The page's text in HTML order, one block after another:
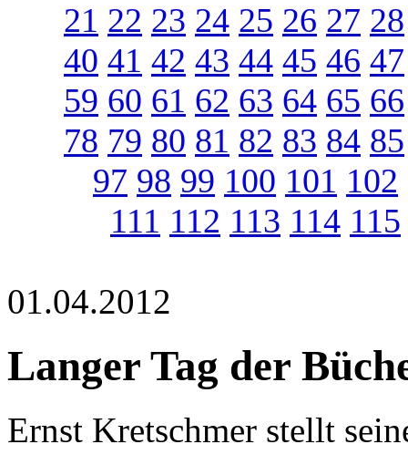
21 22 23 24 25 26 27 28
40 41 42 43 44 45 46 47
59 60 61 62 63 64 65 66
78 79 80 81 82 83 84 85
97 98 99 100 101 102
111 112 113 114 115
01.04.2012
Langer Tag der
Ernst Kretschmer stellt